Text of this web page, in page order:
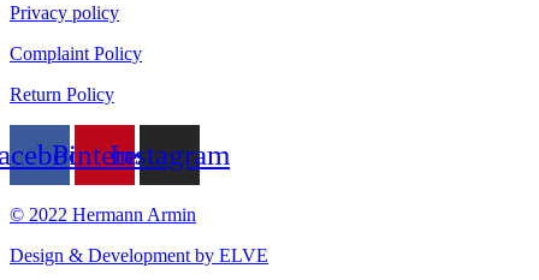
Privacy policy
Complaint Policy
Return Policy
PinterestInstagram
© 2022 Hermann Armin
Design & Development by ELVE